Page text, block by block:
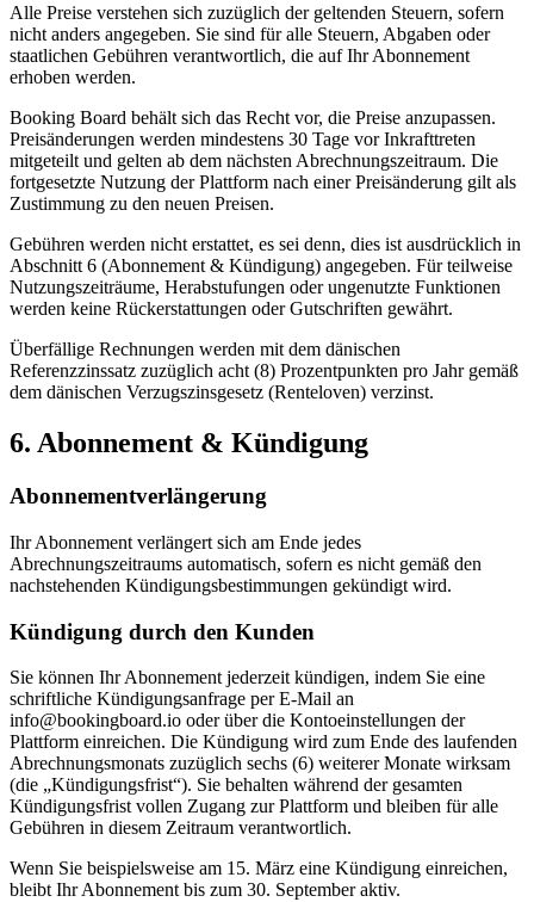
Alle Preise verstehen sich zuzüglich der geltenden Steuern, sofern
nicht anders angegeben. Sie sind für alle Steuern, Abgaben oder
staatlichen Gebühren verantwortlich, die auf Ihr Abonnement
erhoben werden.
Booking Board behält sich das Recht vor, die Preise anzupassen.
Preisänderungen werden mindestens 30 Tage vor Inkrafttreten
mitgeteilt und gelten ab dem nächsten Abrechnungszeitraum. Die
fortgesetzte Nutzung der Plattform nach einer Preisänderung gilt als
Zustimmung zu den neuen Preisen.
Gebühren werden nicht erstattet, es sei denn, dies ist ausdrücklich in
Abschnitt 6 (Abonnement & Kündigung) angegeben. Für teilweise
Nutzungszeiträume, Herabstufungen oder ungenutzte Funktionen
werden keine Rückerstattungen oder Gutschriften gewährt.
Überfällige Rechnungen werden mit dem dänischen
Referenzzinssatz zuzüglich acht (8) Prozentpunkten pro Jahr gemäß
dem dänischen Verzugszinsgesetz (Renteloven) verzinst.
6. Abonnement & Kündigung
Abonnementverlängerung
Ihr Abonnement verlängert sich am Ende jedes
Abrechnungszeitraums automatisch, sofern es nicht gemäß den
nachstehenden Kündigungsbestimmungen gekündigt wird.
Kündigung durch den Kunden
Sie können Ihr Abonnement jederzeit kündigen, indem Sie eine
schriftliche Kündigungsanfrage per E-Mail an
info@bookingboard.io oder über die Kontoeinstellungen der
Plattform einreichen. Die Kündigung wird zum Ende des laufenden
Abrechnungsmonats zuzüglich sechs (6) weiterer Monate wirksam
(die „Kündigungsfrist“). Sie behalten während der gesamten
Kündigungsfrist vollen Zugang zur Plattform und bleiben für alle
Gebühren in diesem Zeitraum verantwortlich.
Wenn Sie beispielsweise am 15. März eine Kündigung einreichen,
bleibt Ihr Abonnement bis zum 30. September aktiv.